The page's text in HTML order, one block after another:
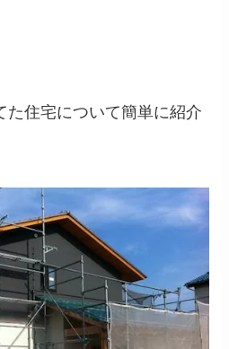
た住宅について簡単に紹介